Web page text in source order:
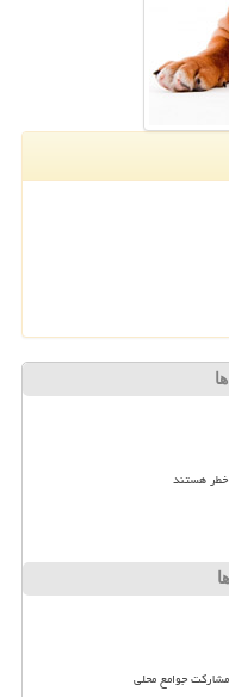
خطر هستند
جوامع محلی